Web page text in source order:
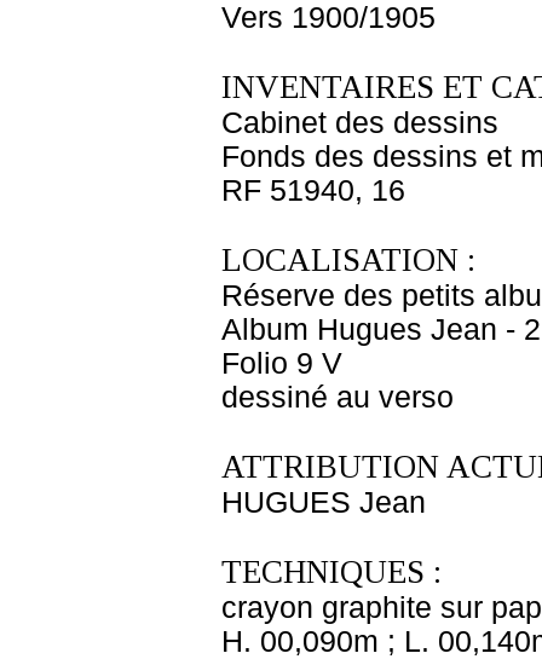
Vers 1900/1905
INVENTAIRES ET
Cabinet des dessins
Fonds des dessins et
RF 51940, 16
LOCALISATION :
Réserve des petits
Album Hugues Jean -
Folio 9 V
dessiné au verso
ATTRIBUTION
HUGUES Jean
TECHNIQUES :
crayon graphite sur
H. 00,090m ; L.